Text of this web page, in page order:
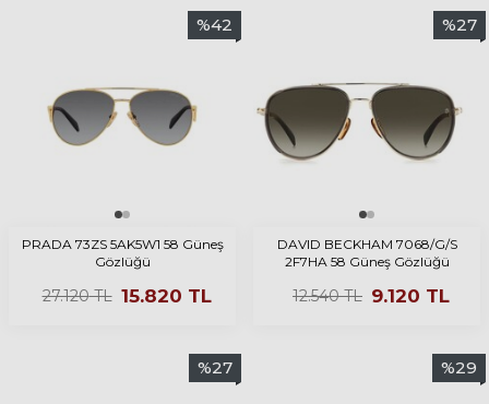
%42
PRADA 73ZS 5AK5W1 58 Güneş
Gözlüğü
27.120TL 15.820 TL
%27
DAVID BECKHAM 7068/G/S
2F7HA 58 Güneş Gözlüğü
12.540TL 9.120 TL
%27 %29